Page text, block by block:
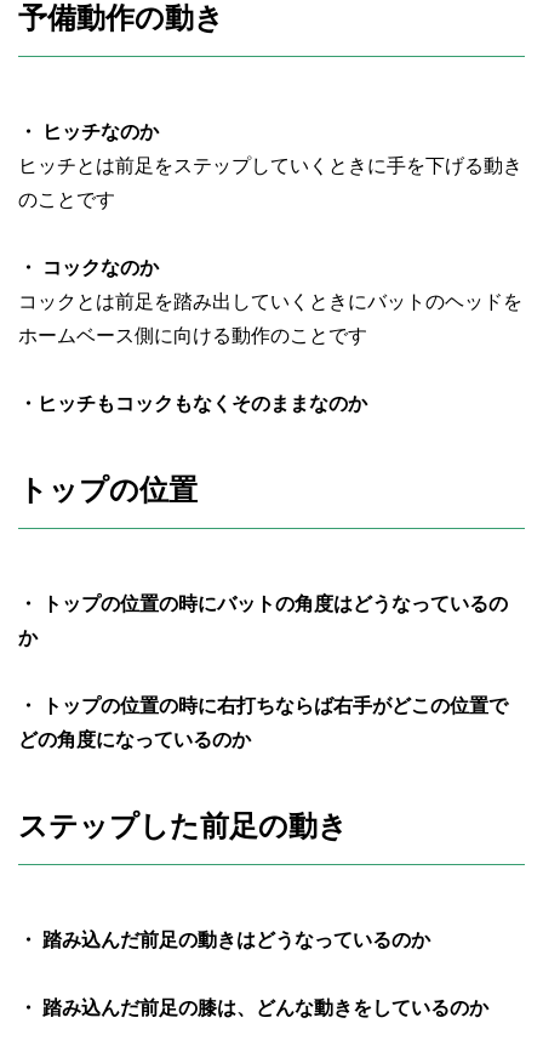
予備動作の動き
・ ヒッチなのか
ヒッチとは前足をステップしていくときに手を下げる動き
のことです
・ コックなのか
コックとは前足を踏み出していくときにバットのヘッドを
ホームベース側に向ける動作のことです
・ヒッチもコックもなくそのままなのか
トップの位置
・ トップの位置の時にバットの角度はどうなっているの
か
・ トップの位置の時に右打ちならば右手がどこの位置で
どの角度になっているのか
ステップした前足の動き
・ 踏み込んだ前足の動きはどうなっているのか
・ 踏み込んだ前足の膝は、どんな動きをしているのか